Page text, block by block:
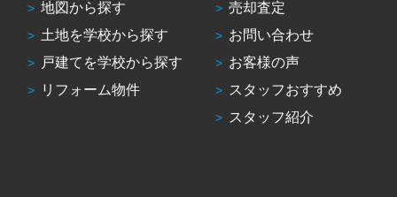
地図から探す
土地を学校から探す
戸建てを学校から探す
リフォーム物件
売却査定
お問い合わせ
お客様の声
スタッフおすすめ
スタッフ紹介